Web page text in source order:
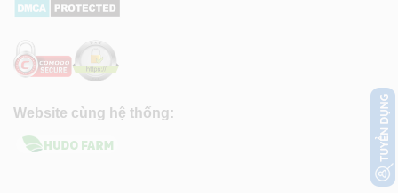
Website cùng hệ thống: